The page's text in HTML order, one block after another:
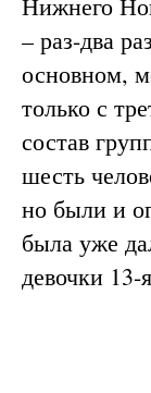
– раз-два
основном,
только с
состав
шесть
но были и
была уже
девочки 13-